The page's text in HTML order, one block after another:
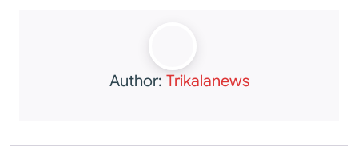
Author: Trikalanews